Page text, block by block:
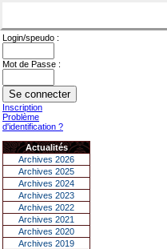
Login/speudo :
Mot de Passe :
Inscription
Problème
d'identification ?
Actualités
Archives 2026
Archives 2025
Archives 2024
Archives 2023
Archives 2022
Archives 2021
Archives 2020
Archives 2019